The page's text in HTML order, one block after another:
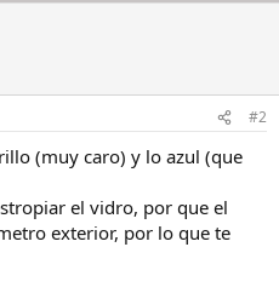
#2
(muy caro) y lo azul (que
el vidro, por que el
exterior, por lo que te